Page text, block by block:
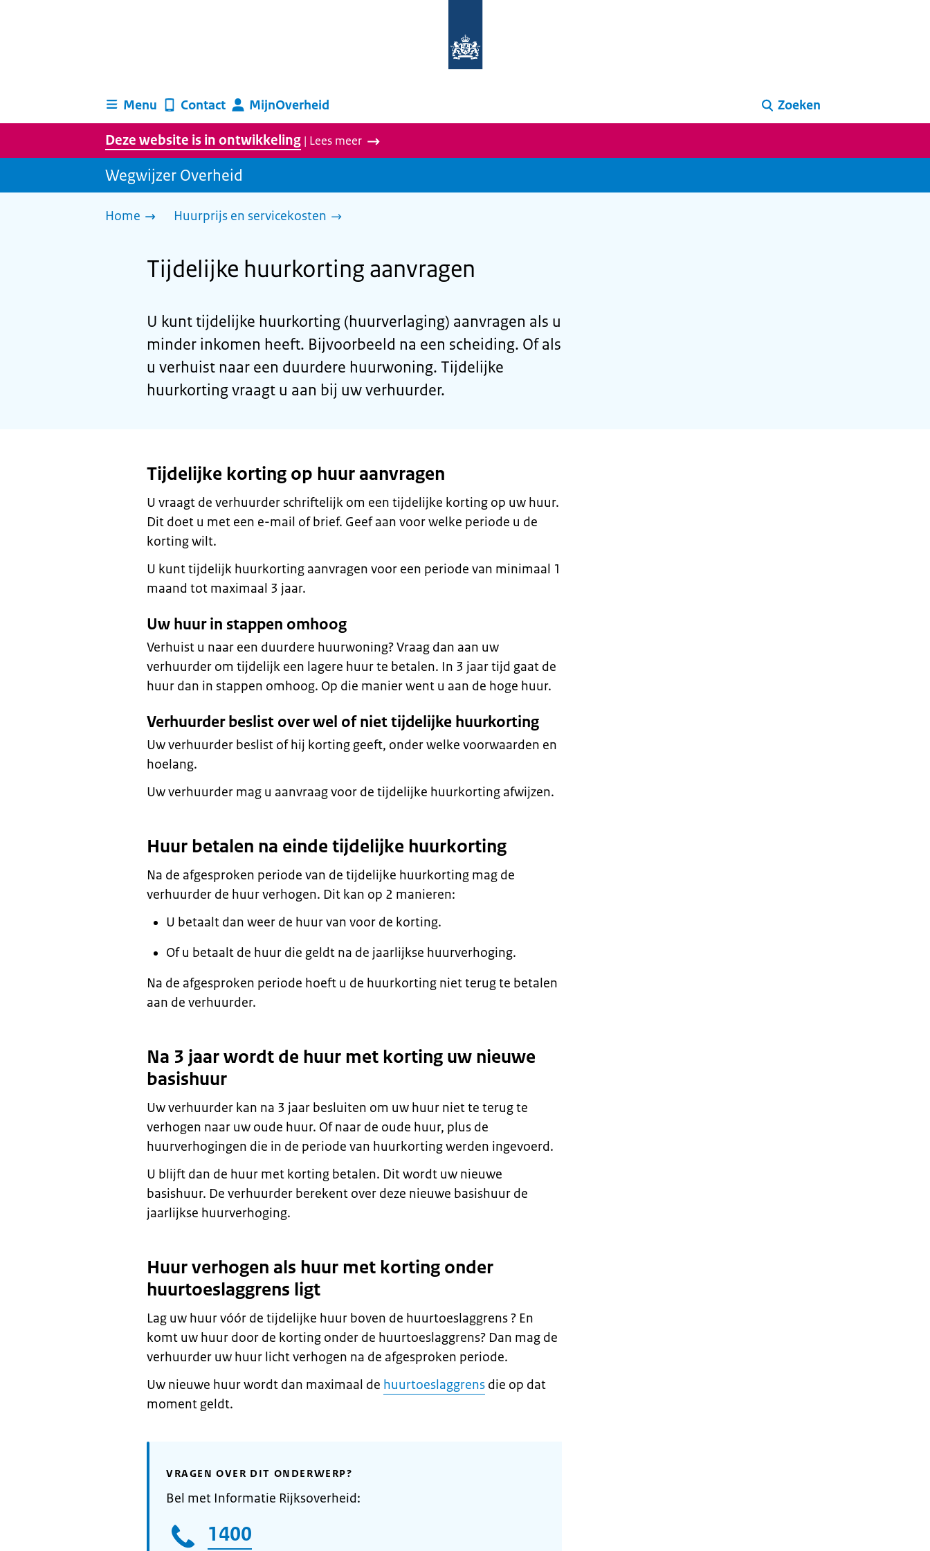
homepage
Menu
Contact MijnOverheid Zoeken
Deze website is in ontwikkeling | Lees meer
Wegwijzer Overheid
Home Huurprijs en servicekosten
Tijdelijke huurkorting aanvragen
U kunt tijdelijke huurkorting (huurverlaging) aanvragen als u
minder inkomen heeft. Bijvoorbeeld na een scheiding. Of als
u verhuist naar een duurdere huurwoning. Tijdelijke
huurkorting vraagt u aan bij uw verhuurder.
Tijdelijke korting op huur aanvragen
U vraagt de verhuurder schriftelijk om een tijdelijke korting op uw huur.
Dit doet u met een e-mail of brief. Geef aan voor welke periode u de
korting wilt.
U kunt tijdelijk huurkorting aanvragen voor een periode van minimaal 1
maand tot maximaal 3 jaar.
Uw huur in stappen omhoog
Verhuist u naar een duurdere huurwoning? Vraag dan aan uw
verhuurder om tijdelijk een lagere huur te betalen. In 3 jaar tijd gaat de
huur dan in stappen omhoog. Op die manier went u aan de hoge huur.
Verhuurder beslist over wel of niet tijdelijke huurkorting
Uw verhuurder beslist of hij korting geeft, onder welke voorwaarden en
hoelang.
Uw verhuurder mag u aanvraag voor de tijdelijke huurkorting afwijzen.
Huur betalen na einde tijdelijke huurkorting
Na de afgesproken periode van de tijdelijke huurkorting mag de
verhuurder de huur verhogen. Dit kan op 2 manieren:
U betaalt dan weer de huur van voor de korting.
Of u betaalt de huur die geldt na de jaarlijkse huurverhoging.
Na de afgesproken periode hoeft u de huurkorting niet terug te betalen
aan de verhuurder.
Na 3 jaar wordt de huur met korting uw nieuwe
basishuur
Uw verhuurder kan na 3 jaar besluiten om uw huur niet te terug te
verhogen naar uw oude huur. Of naar de oude huur, plus de
huurverhogingen die in de periode van huurkorting werden ingevoerd.
U blijft dan de huur met korting betalen. Dit wordt uw nieuwe
basishuur. De verhuurder berekent over deze nieuwe basishuur de
jaarlijkse huurverhoging.
Huur verhogen als huur met korting onder
huurtoeslaggrens ligt
Lag uw huur vóór de tijdelijke huur boven de huurtoeslaggrens ? En
komt uw huur door de korting onder de huurtoeslaggrens? Dan mag de
verhuurder uw huur licht verhogen na de afgesproken periode.
Uw nieuwe huur wordt dan maximaal de huurtoeslaggrens die op dat
moment geldt.
VRAGEN OVER DIT ONDERWERP?
Bel met Informatie Rijksoverheid:
1400